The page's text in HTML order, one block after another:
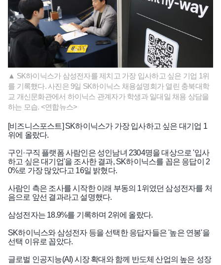
▲ SK하이닉스가 삼성전자를 제치고 가장 입사하고 싶은 기업 1위
를 기록했다. 사진은 9일 SK하이닉스 채용설명회가 열린 충북대학
교 개신문화관에서 하이닉스 관계자가 학생과 일대일 채용 상담을
하는 모습. <연합뉴스>
[비즈니스포스트] SK하이닉스가 가장 입사하고 싶은 대기업 1
위에 올랐다.
구인·구직 플랫폼 사람인은 성인남녀 2304명을 대상으로 '입사
하고 싶은 대기업'을 조사한 결과, SK하이닉스를 꼽은 응답이 2
0%로 가장 많았다고 16일 밝혔다.
사람인 측은 조사를 시작한 이래 부동의 1위였던 삼성전자를 처
음으로 앞선 결과라고 설명했다.
삼성전자는 18.9%를 기록하며 2위에 올랐다.
SK하이닉스와 삼성전자 등을 선택한 응답자들은 '높은 연봉'을
선택 이유로 꼽았다.
글로벌 인공지능(AI) 시장 확대와 함께 반도체 산업의 높은 성장